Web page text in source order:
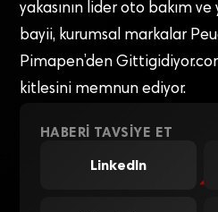
yakasının lider oto bakım ve
bayii, kurumsal markalar
Pimapen’den
kitlesini memnun ediyor.
HABERI TAVSIYE ET
LinkedIn